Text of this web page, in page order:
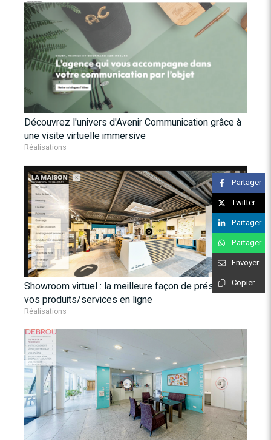
Découvrez l'univers d'Avenir Communication grâce à
une visite virtuelle immersive
Réalisations
Showroom virtuel : la meilleure façon de présenter
vos produits/services en ligne
Réalisations
Partager
Twitter
Partager
Partager
Envoyer
Copier